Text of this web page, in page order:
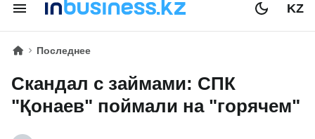
KZ
Последнее
Скандал с займами: СПК
"Қонаев" поймали на "горячем"